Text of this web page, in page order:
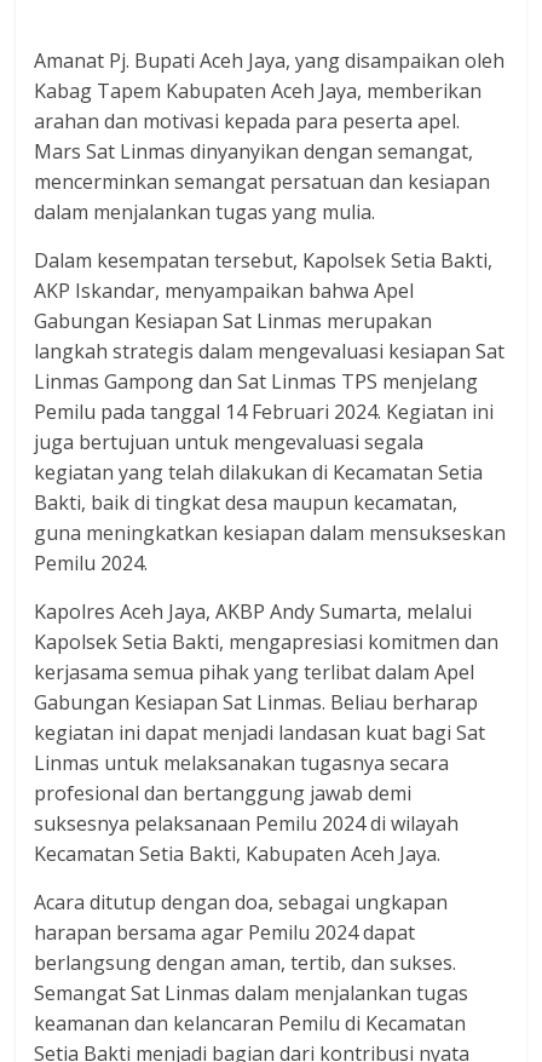
Amanat Pj. Bupati Aceh Jaya, yang disampaikan oleh
Kabag Tapem Kabupaten Aceh Jaya, memberikan
arahan dan motivasi kepada para peserta apel.
Mars Sat Linmas dinyanyikan dengan semangat,
mencerminkan semangat persatuan dan kesiapan
dalam menjalankan tugas yang mulia.
Dalam kesempatan tersebut, Kapolsek Setia Bakti,
AKP Iskandar, menyampaikan bahwa Apel
Gabungan Kesiapan Sat Linmas merupakan
langkah strategis dalam mengevaluasi kesiapan Sat
Linmas Gampong dan Sat Linmas TPS menjelang
Pemilu pada tanggal 14 Februari 2024. Kegiatan ini
juga bertujuan untuk mengevaluasi segala
kegiatan yang telah dilakukan di Kecamatan Setia
Bakti, baik di tingkat desa maupun kecamatan,
guna meningkatkan kesiapan dalam mensukseskan
Pemilu 2024.
Kapolres Aceh Jaya, AKBP Andy Sumarta, melalui
Kapolsek Setia Bakti, mengapresiasi komitmen dan
kerjasama semua pihak yang terlibat dalam Apel
Gabungan Kesiapan Sat Linmas. Beliau berharap
kegiatan ini dapat menjadi landasan kuat bagi Sat
Linmas untuk melaksanakan tugasnya secara
profesional dan bertanggung jawab demi
suksesnya pelaksanaan Pemilu 2024 di wilayah
Kecamatan Setia Bakti, Kabupaten Aceh Jaya.
Acara ditutup dengan doa, sebagai ungkapan
harapan bersama agar Pemilu 2024 dapat
berlangsung dengan aman, tertib, dan sukses.
Semangat Sat Linmas dalam menjalankan tugas
keamanan dan kelancaran Pemilu di Kecamatan
Setia Bakti menjadi bagian dari kontribusi nyata